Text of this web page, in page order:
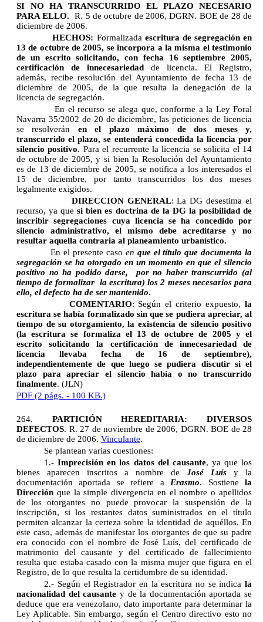
SI NO HA TRANSCURRIDO EL PLAZO NECESARIO
PARA ELLO.
R. 5 de octubre de 2006, DGRN. BOE de 28 de
diciembre de 2006.
HECHOS: Formalizada escritura de segregación en
13 de octubre de 2005, se incorpora a la misma el testimonio
de un escrito solicitando, con fecha 16 septiembre 2005,
certificación de innecesariedad de licencia. El Registro,
además, recibe resolución del Ayuntamiento de fecha 13 de
diciembre de 2005, de la que resulta la denegación de la
licencia de segregación.
En el recurso se alega que, conforme a la Ley Foral
Navarra 35/2002 de 20 de diciembre, las peticiones de licencia
se resolverán en el plazo máximo de dos meses y,
transcurrido el plazo, se entenderá concedida la licencia por
silencio positivo. Para el recurrente la licencia se solicita el 14
de octubre de 2005, y si bien la Resolución del Ayuntamiento
es de 13 de diciembre de 2005, se notifica a los interesados el
15 de diciembre, por tanto transcurridos los dos meses
legalmente exigidos.
DIRECCION GENERAL: La DG desestima el
recurso, ya quesi bien es doctrina de la DG la posibilidad de
inscribir segregaciones cuya licencia se ha concedido por
silencio administrativo, el mismo debe acreditarse y no
resultar aquella contraria al planeamiento urbanístico.
En el presente caso en que el título que documenta la
segregación se ha otorgado en un momento en que el silencio
positivo no ha podido darse,
por no haber transcurrido (al
tiempo de formalizar la escritura) los 2 meses necesarios para
ello, el defecto ha de ser mantenido.
COMENTARIO: Según el criterio expuesto,la
escritura se había formalizado sin que se pudiera apreciar, al
tiempo de su otorgamiento, la existencia de silencio positivo
(la escritura se formaliza el 13 de octubre de 2005 y el
escrito solicitando la certificación de innecesariedad de
licencia llevaba fecha de 16 de septiembre),
independientemente de que luego se pudiera discutir si el
plazo para apreciar el silencio había o no transcurrido
finalmente. (JLN)
PDF (2 págs. - 100 KB.)
264. PARTICIÓN HEREDITARIA: DIVERSOS
DEFECTOS. R. 27 de noviembre de 2006, DGRN. BOE de 28
de diciembre de 2006. Vinculante.
Se plantean varias cuestiones:
1.-Imprecisión en los datos del causante, ya que los
bienes aparecen inscritos a nombre de José Luís y la
documentación aportada se refiere aErasmo. Sostienela
Dirección que la simple divergencia en el nombre o apellidos
de los otorgantes no puede provocar la suspensión de la
inscripción, si los restantes datos suministrados en el título
permiten alcanzar la certeza sobre la identidad de aquéllos. En
este caso, además de manifestar los otorgantes de que su padre
era conocido con el nombre de José Luís, del certificado de
matrimonio del causante y del certificado de fallecimiento
resulta que estaba casado con la misma mujer que figura en el
Registro, de lo que resulta la certidumbre de su identidad.
2.- Según el Registrador en la escritura no se indica la
nacionalidad del causante y de la documentación aportada se
deduce que era venezolano, dato importante para determinar la
Ley Aplicable. Sin embargo, según el Centro directivo esto no